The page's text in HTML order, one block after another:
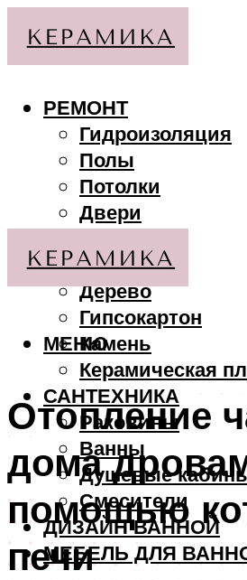
РЕМОНТ
Гидроизоляция
Полы
Потолки
Двери
МАТЕРИАЛЫ
Дерево
Гипсокартон
Камень
Керамическая
САНТЕХНИКА
Раковины
Ванны
Душевые
Смесители
ДИЗАЙН ВАННОЙ
МЕБЕЛЬ ДЛЯ
МЕНЮ
Отопление
дома
помощью
печи